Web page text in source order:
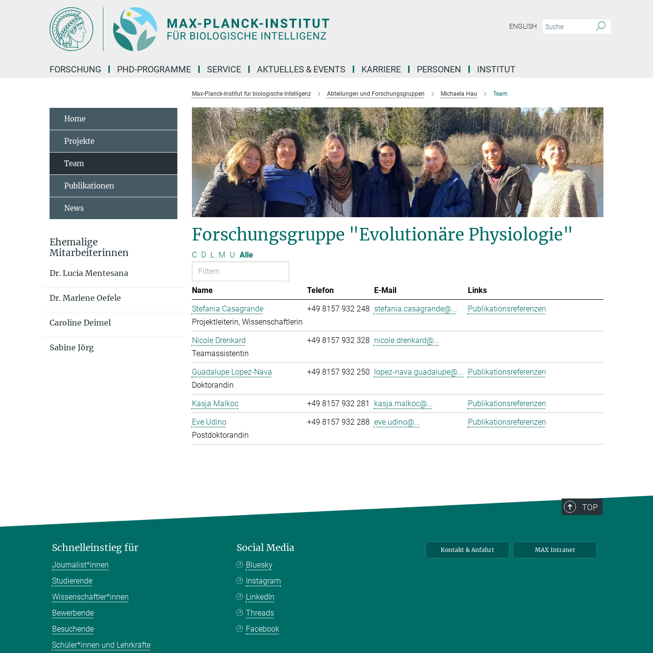
ENGLISH
FORSCHUNG PHD-PROGRAMME SERVICE AKTUELLES & EVENTS KARRIERE PERSONEN INSTITUT
Max-Planck-Institut für biologische Intelligenz Abteilungen und Forschungsgruppen Michaela Hau Team
Forschungsgruppe "Evolutionäre Physiologie"
C D L M U Alle
Name Telefon E-Mail
Links
Stefania Casagrande
Projektleiterin, Wissenschaftlerin
+49 8157 932 248 stefania.casagrande@... Publikationsreferenzen
Nicole Drenkard
Teamassistentin
+49 8157 932 328 nicole.drenkard@...
Guadalupe Lopez-Nava
Doktorandin
+49 8157 932 250 lopez-nava.guadalupe@... Publikationsreferenzen
Kasja Malkoc +49 8157 932 281 kasja.malkoc@...
Publikationsreferenzen
Eve Udino
Postdoktorandin
+49 8157 932 288 eve.udino@... Publikationsreferenzen
Home
Projekte
Team
Publikationen
News
Ehemalige
Mitarbeiterinnen
Dr. Lucia Mentesana
Dr. Marlene Oefele
Caroline Deimel
Sabine Jörg
TOP
Schnelleinstieg für
Journalist*innen
Studierende
Wissenschaftler*innen
Bewerbende
Besuchende
Schüler*innen und Lehrkräfte
Social Media
Bluesky
Instagram
LinkedIn
Threads
Facebook
Kontakt & Anfahrt MAX Intranet